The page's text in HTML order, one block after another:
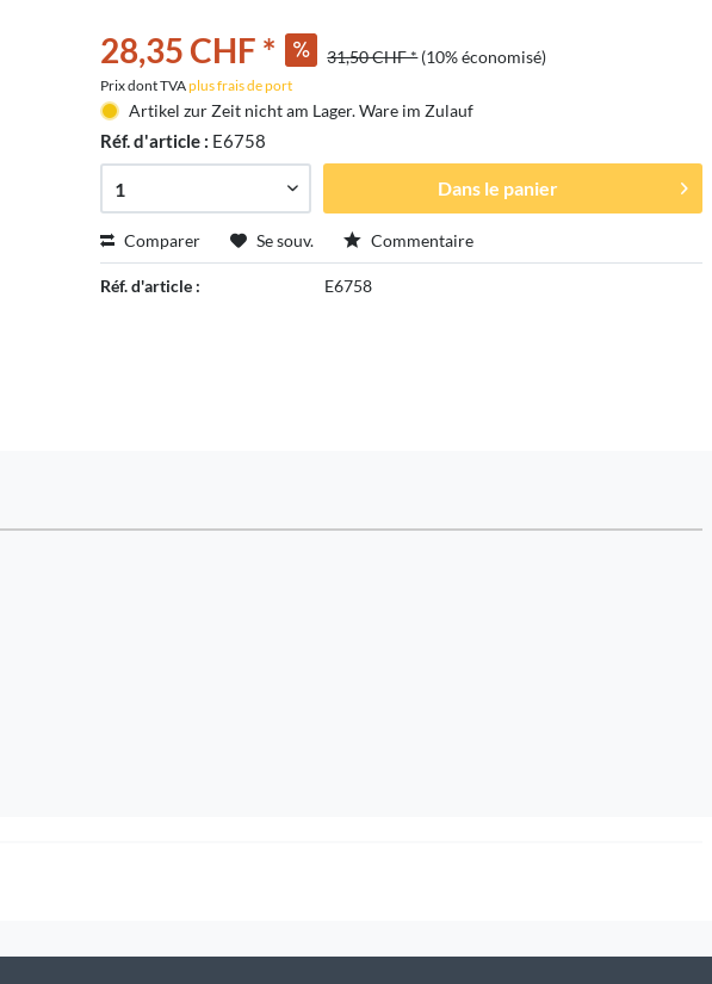
28,35 CHF * 31,50 CHF * (10% économisé)
Prix dont TVAplus frais de port
Artikel zur Zeit nicht am Lager. Ware im Zulauf
Réf. d'article : E6758
Dans le panier
Comparer Se souv. Commentaire
Réf. d'article : E6758